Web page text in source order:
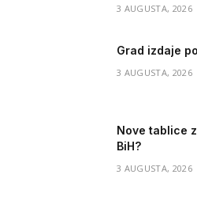
3 AUGUSTA, 2026
Grad izdaje
3 AUGUSTA, 2026
Nove tablice
BiH?
3 AUGUSTA, 2026